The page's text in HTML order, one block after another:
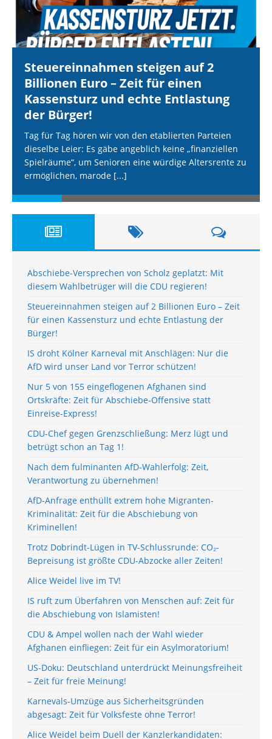
Steuereinnahmen steigen auf 2
Billionen Euro – Zeit für einen
Kassensturz und echte Entlastung
der Bürger!
Tag für Tag hören wir von den etablierten Parteien
dieselbe Leier: Es gäbe angeblich keine „finanziellen
Spielräume“, um Senioren eine würdige Altersrente zu
ermöglichen, marode [...]
Abschiebe-Versprechen von Scholz geplatzt: Mit
diesem Wahlbetrüger will die CDU regieren!
Steuereinnahmen steigen auf 2 Billionen Euro – Zeit
für einen Kassensturz und echte Entlastung der
Bürger!
IS droht Kölner Karneval mit Anschlägen: Nur die
AfD wird unser Land vor Terror schützen!
Nur 5 von 155 eingeflogenen Afghanen sind
Ortskräfte: Zeit für Abschiebe-Offensive statt
Einreise-Express!
CDU-Chef gegen Grenzschließung: Merz lügt und
betrügt schon an Tag 1!
Nach dem fulminanten AfD-Wahlerfolg: Zeit,
Verantwortung zu übernehmen!
AfD-Anfrage enthüllt extrem hohe Migranten-
Kriminalität: Zeit für die Abschiebung von
Kriminellen!
Trotz Dobrindt-Lügen in TV-Schlussrunde: CO₂-
Bepreisung ist größte CDU-Abzocke aller Zeiten!
Alice Weidel live im TV!
IS ruft zum Überfahren von Menschen auf: Zeit für
die Abschiebung von Islamisten!
CDU & Ampel wollen nach der Wahl wieder
Afghanen einfliegen: Zeit für ein Asylmoratorium!
US-Doku: Deutschland unterdrückt Meinungsfreiheit
– Zeit für freie Meinung!
Karnevals-Umzüge aus Sicherheitsgründen
abgesagt: Zeit für Volksfeste ohne Terror!
Alice Weidel beim Duell der Kanzlerkandidaten: